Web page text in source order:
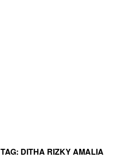
TAG: DITHA RIZKY AMALIA